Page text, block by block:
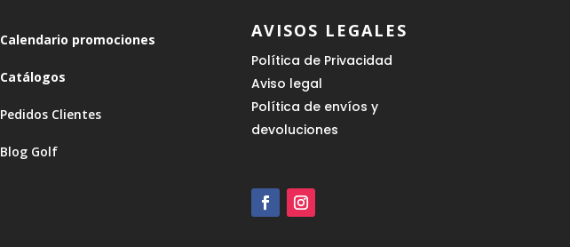
Calendario promociones
Catálogos
Pedidos Clientes
Blog Golf
AVISOS LEGALES
Política de Privacidad
Aviso legal
Política de envíos y
devoluciones